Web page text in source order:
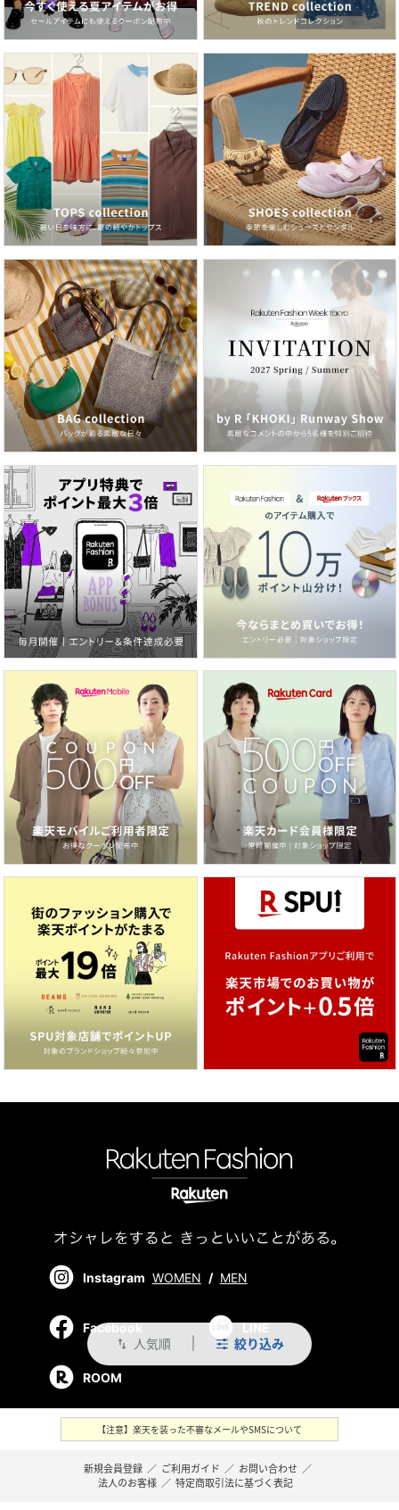
swap_vert 人気順 絞り込み
Instagram WOMEN / MEN
Facebook LINE
ROOM
【注意】楽天を装った不審なメールやSMSについて
新規会員登録 ／ ご利用ガイド ／ お問い合わせ ／
法人のお客様 ／ 特定商取引法に基づく表記